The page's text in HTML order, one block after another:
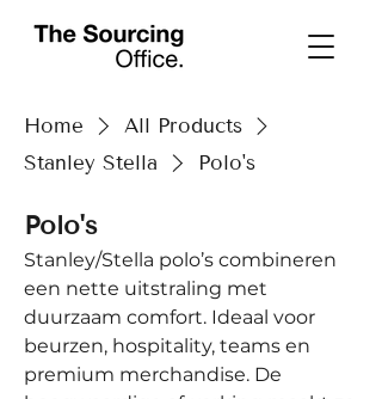
Home
All Products
Stanley Stella
Polo's
Polo's
Stanley/Stella polo’s combineren
een nette uitstraling met
duurzaam comfort. Ideaal voor
beurzen, hospitality, teams en
premium merchandise. De